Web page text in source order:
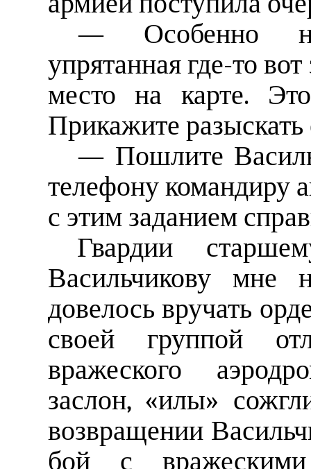
— Особенно
упрятанная где-то
место на карте.
Прикажите разыскать
— Пошлите
телефону командиру
с этим заданием
Гвардии
Васильчикову мне
довелось вручать
своей группой
вражеского
заслон, «илы»
возвращении
бой с вражескими